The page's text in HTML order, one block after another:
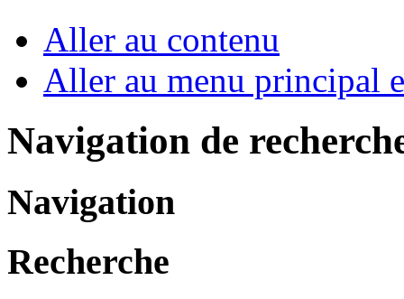
Aller au contenu
Aller au menu principal
Navigation de
Navigation
Recherche